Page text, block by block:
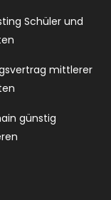
Schüler und
mittlerer
günstig